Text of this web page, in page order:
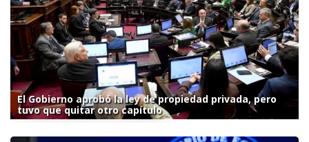
El Gobierno aprobó la ley de propiedad privada, pero
tuvo que quitar otro capítulo